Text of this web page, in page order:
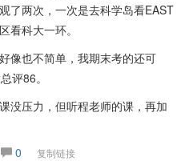
了两次，一次是去科学岛看EAST
看科大一环。
像也不简单，我期末考的还可
评86。
没压力，但听程老师的课，再加
0 复制链接